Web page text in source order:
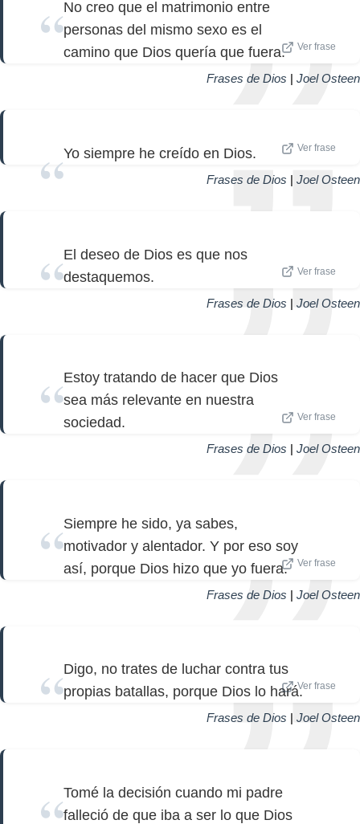
No creo que el matrimonio entre
personas del mismo sexo es el
camino que Dios quería que fuera.
Ver frase
Frases de Dios | Joel Osteen
Yo siempre he creído en Dios. Ver frase
Frases de Dios | Joel Osteen
El deseo de Dios es que nos
destaquemos.
Ver frase
Frases de Dios | Joel Osteen
Estoy tratando de hacer que Dios
sea más relevante en nuestra
sociedad.
Ver frase
Frases de Dios | Joel Osteen
Siempre he sido, ya sabes,
motivador y alentador. Y por eso soy
así, porque Dios hizo que yo fuera.
Ver frase
Frases de Dios | Joel Osteen
Digo, no trates de luchar contra tus
propias batallas, porque Dios lo hará.Ver frase
Frases de Dios | Joel Osteen
Tomé la decisión cuando mi padre
falleció de que iba a ser lo que Dios